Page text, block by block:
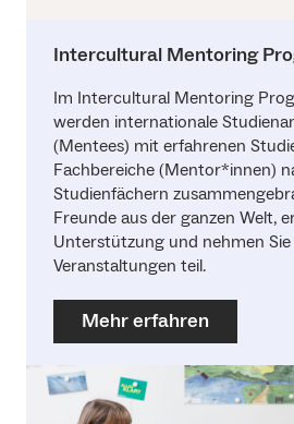
Intercultural Mentoring
Im Intercultural Mentoring
werden internationale
(Mentees) mit erfahrenen
Fachbereiche (Mentor*innen)
Studienfächern
Freunde aus der ganzen Welt,
Unterstützung und nehmen
Veranstaltungen teil.
Mehr erfahren